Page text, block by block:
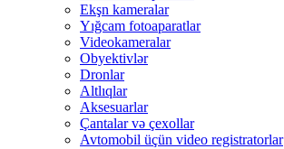
Ekşn kameralar
Yığcam fotoaparatlar
Videokameralar
Obyektivlər
Dronlar
Altlıqlar
Aksesuarlar
Çantalar və çexollar
Avtomobil üçün video registratorlar